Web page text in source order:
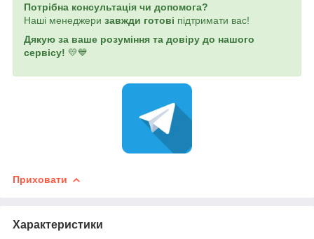
Потрібна консультація чи допомога?
Наші менеджери завжди готові підтримати вас!
Дякую за ваше розуміння та довіру до нашого
сервісу! 💛💙
Приховати
Характеристики